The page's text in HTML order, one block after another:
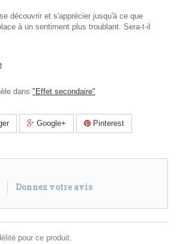
découvrir et s'apprécier jusqu'à ce que
à un sentiment plus troublant. Sera-t-il
dans "Effet secondaire"
Google+ Pinterest
Donnez votre avis
pour ce produit.